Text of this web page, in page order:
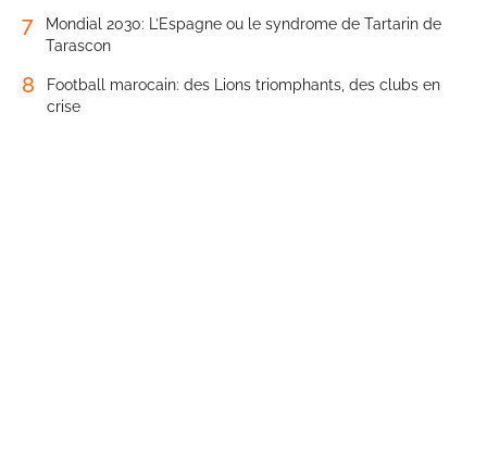
7
Mondial 2030: L’Espagne ou le syndrome de Tartarin de
Tarascon
8
Football marocain: des Lions triomphants, des clubs en
crise